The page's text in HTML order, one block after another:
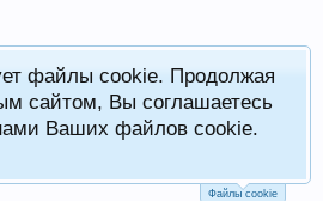
файлы cookie. Продолжая
сайтом, Вы соглашаетесь
Ваших файлов cookie.
Файлы cookie